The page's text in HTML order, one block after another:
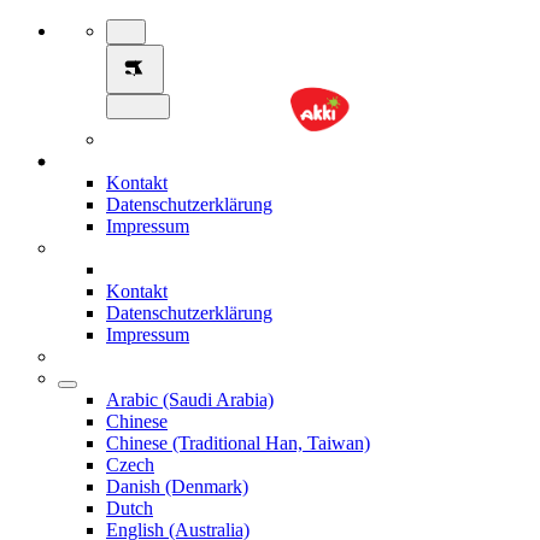
Kontakt
Datenschutzerklärung
Impressum
Kontakt
Datenschutzerklärung
Impressum
Arabic (Saudi Arabia)
Chinese
Chinese (Traditional Han, Taiwan)
Czech
Danish (Denmark)
Dutch
English (Australia)